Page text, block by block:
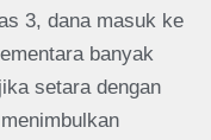
3, dana masuk ke
banyak
setara dengan